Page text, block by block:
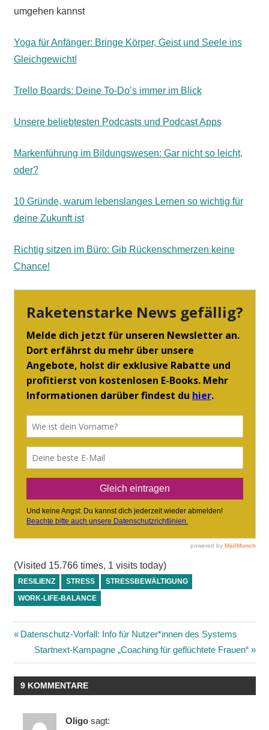
umgehen kannst
Yoga für Anfänger: Bringe Körper, Geist und Seele ins
Gleichgewicht!
Trello Boards: Deine To-Do’s immer im Blick
Unsere beliebtesten Podcasts und Podcast Apps
Markenführung im Bildungswesen: Gar nicht so leicht,
oder?
10 Gründe, warum lebenslanges Lernen so wichtig für
deine Zukunft ist
Richtig sitzen im Büro: Gib Rückenschmerzen keine
Chance!
(Visited 15.766 times, 1 visits today)
RESILIENZ STRESS STRESSBEWÄLTIGUNG
WORK-LIFE-BALANCE
Beitragsnavigation
Vorheriger
Beitrag:
Datenschutz-Vorfall: Info für Nutzer*innen des Systems
Nächster
Beitrag:
Startnext-Kampagne „Coaching für geflüchtete Frauen“
9 KOMMENTARE
Oligo sagt: